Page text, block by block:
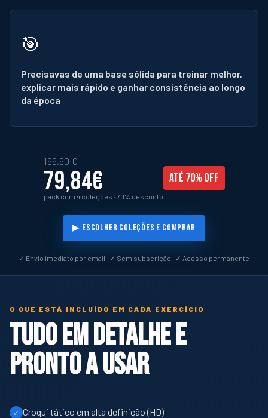
🎯
Precisavas de uma base sólida para treinar melhor,
explicar mais rápido e ganhar consistência ao longo
da época
199,60 €
79,84€
pack com 4 coleções · 70% desconto
ATÉ 70% OFF
▶ ESCOLHER COLEÇÕES E COMPRAR
✓ Envio imediato por email · ✓ Sem subscrição · ✓ Acesso permanente
O QUE ESTÁ INCLUÍDO EM CADA EXERCÍCIO
Tudo em detalhe e
pronto a usar
✓ Croqui tático em alta definição (HD)